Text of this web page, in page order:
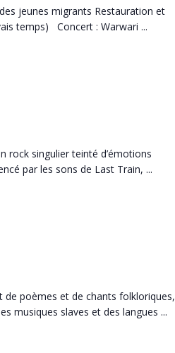
jeunes migrants Restauration et
temps) Concert : Warwari ...
rock singulier teinté d’émotions
par les sons de Last Train, ...
de poèmes et de chants folkloriques,
musiques slaves et des langues ...